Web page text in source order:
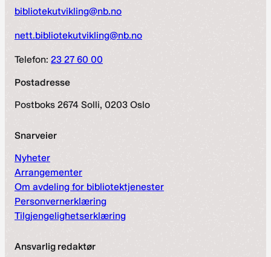
bibliotekutvikling@nb.no
nett.bibliotekutvikling@nb.no
Telefon: 23 27 60 00
Postadresse
Postboks 2674 Solli, 0203 Oslo
Snarveier
Nyheter
Arrangementer
Om avdeling for bibliotektjenester
Personvernerklæring
Tilgjengelighetserklæring
Ansvarlig redaktør